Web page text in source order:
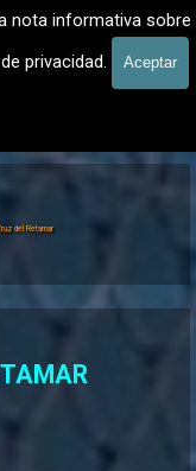
nota informativa sobre
privacidad.
Aceptar
DE FINCAS
del Retamar